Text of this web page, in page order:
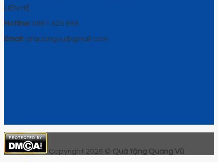
LIÊN HỆ
Hotline: 0961 425 999
Email: qtquangvu@gmail.com
Copyright 2026 © Quà tặng Quang Vũ